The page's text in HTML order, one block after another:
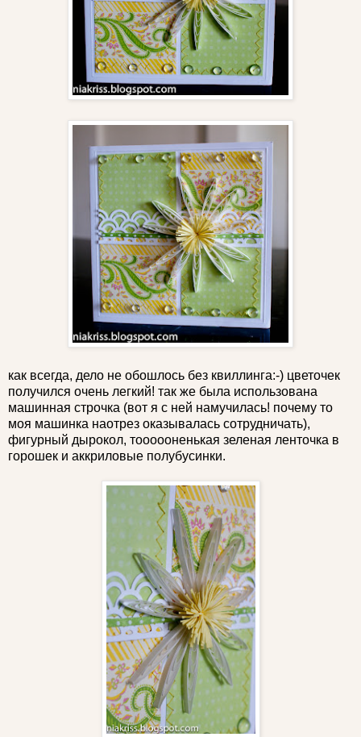
как всегда, дело не обошлось без квиллинга:-) цветочек
получился очень легкий! так же была использована
машинная строчка (вот я с ней намучилась! почему то
моя машинка наотрез оказывалась сотрудничать),
фигурный дырокол, тоооооненькая зеленая ленточка в
горошек и аккриловые полубусинки.